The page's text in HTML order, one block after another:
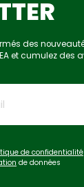
des
et cumulez des
de confidentialité
de données